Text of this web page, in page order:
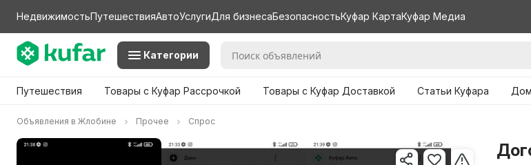
НедвижимостьПутешествияАвтоУслугиДля бизнесаБезопасностьКуфар КартаКуфар Медиа
Категории
Путешествия Товары с Куфар Рассрочкой Товары с Куфар Доставкой Статьи Куфара
Объявления в Жлобине Прочее Спрос